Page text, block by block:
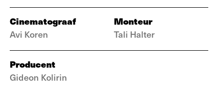
Cinematograaf
Avi Koren
Monteur
Tali Halter
Producent
Gideon Kolirin